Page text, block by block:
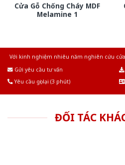
Cửa Gỗ Chống Cháy MDF
Melamine 1
Với kinh nghiệm nhiêu năm nghiên cứu
Gửi yêu cầu tư vấn
Yêu cầu gọi lại (3 phút)
ĐỐI TÁC